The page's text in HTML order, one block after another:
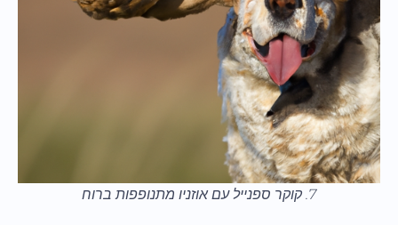
7. קוקר ספנייל עם אוזניו מתנופפות ברוח